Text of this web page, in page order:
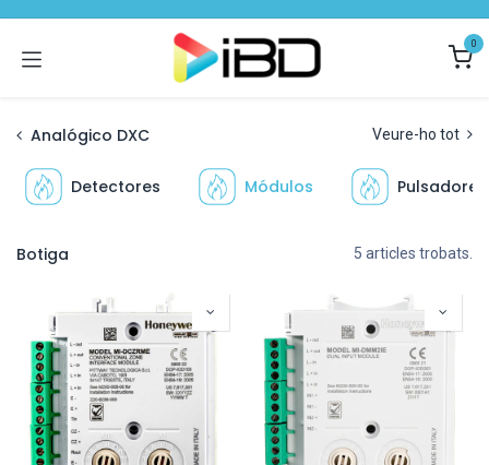
0
Analógico DXC Veure-ho tot
Detectores Módulos Pulsadores
Botiga 5 articles trobats.